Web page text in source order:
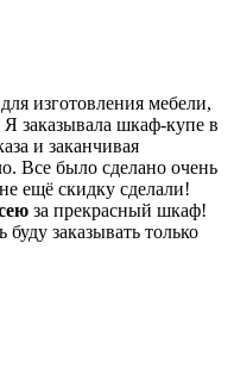
изготовления мебели,
заказывала шкаф-купе в
и заканчивая
Все было сделано очень
ещё скидку сделали!
за прекрасный шкаф!
заказывать только